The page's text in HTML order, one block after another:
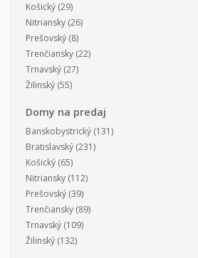
Košický (29)
Nitriansky (26)
Prešovský (8)
Trenčiansky (22)
Trnavský (27)
Žilinský (55)
Domy na predaj
Banskobystrický (131)
Bratislavský (231)
Košický (65)
Nitriansky (112)
Prešovský (39)
Trenčiansky (89)
Trnavský (109)
Žilinský (132)